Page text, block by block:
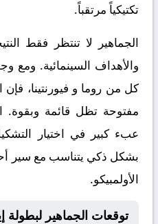
تكتيكياً مرتقباً.
الجماهير لا تنتظر فقط
والأهداف السينمائية.
كل من روما و فيورنتينا، فإن
مفتوحة تظل قائمة وبقوة.
عبء كبير في اختيار
بشكل ذكي يتناسب مع سير
الأولمبيكو.
توقعات الجماهير لبطولة